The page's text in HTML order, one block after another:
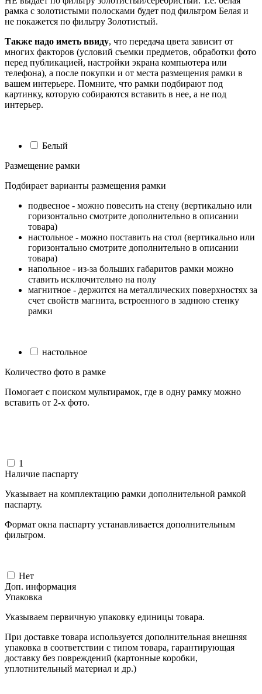
рамка с золотистыми полосками будет под фильтром Белая и
не покажется по фильтру Золотистый.
Также надо иметь ввиду, что передача цвета зависит от
многих факторов (условий съемки предметов, обработки фото
перед публикацией, настройки экрана компьютера или
телефона), а после покупки и от места размещения рамки в
вашем интерьере. Помните, что рамки подбирают под
картинку, которую собираются вставить в нее, а не под
интерьер.
Белый
Размещение рамки
Подбирает варианты размещения рамки
подвесное - можно повесить на стену (вертикально или
горизонтально смотрите дополнительно в описании
товара)
настольное - можно поставить на стол (вертикально или
горизонтально смотрите дополнительно в описании
товара)
напольное - из-за больших габаритов рамки можно
ставить исключительно на полу
магнитное - держится на металлических поверхностях за
счет свойств магнита, встроенного в заднюю стенку
рамки
настольное
Количество фото в рамке
Помогает с поиском мультирамок, где в одну рамку можно
вставить от 2-х фото.
1
Наличие паспарту
Указывает на комплектацию рамки дополнительной рамкой
паспарту.
Формат окна паспарту устанавливается дополнительным
фильтром.
Нет
Доп. информация
Упаковка
Указываем первичную упаковку единицы товара.
При доставке товара используется дополнительная внешняя
упаковка в соответствии с типом товара, гарантирующая
доставку без повреждений (картонные коробки,
уплотнительный материал и др.)